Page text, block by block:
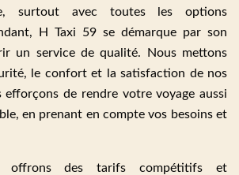
surtout avec toutes les options
H Taxi 59 se démarque par son
un service de qualité. Nous mettons
le confort et la satisfaction de nos
efforçons de rendre votre voyage aussi
en prenant en compte vos besoins et
offrons des tarifs compétitifs et